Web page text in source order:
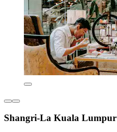
Shangri-La Kuala Lumpur